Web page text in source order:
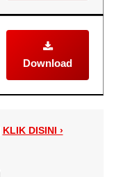
Download
KLIK DISINI ›